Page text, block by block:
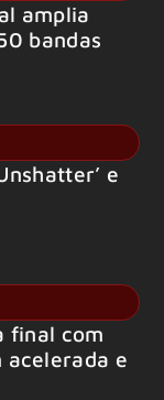
amplia
bandas
e
final com
acelerada e